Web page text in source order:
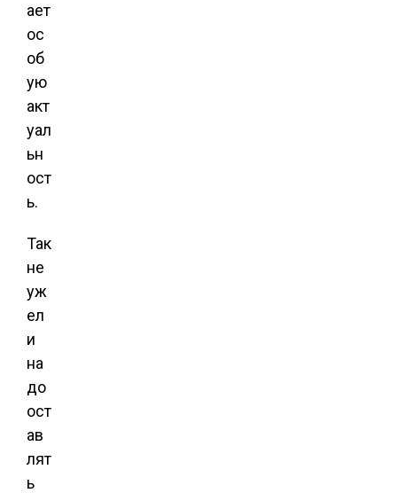
ает
ос
об
ую
акт
уал
ьн
ост
ь.
Так
не
уж
ел
и
на
до
ост
ав
лят
ь